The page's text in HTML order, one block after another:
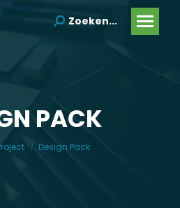
Search:
Zoeken...
PACK
bent hier:
Design Pack